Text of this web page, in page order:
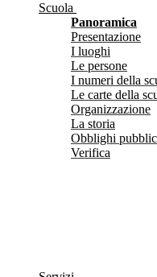
Scuola
Panoramica
Presentazione
I luoghi
Le persone
I numeri della
Le carte della
Organizzazione
La storia
Obblighi
Verifica